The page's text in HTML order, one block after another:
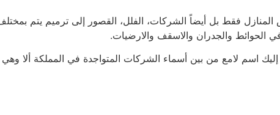
المنازل فقط بل أيضاً الشركات، الفلل، القصور إلى ترميم يتم
والجدران والاسقف والارضيات.
اسم لامع من بين أسماء الشركات المتواجدة في المملكة ألا وهي